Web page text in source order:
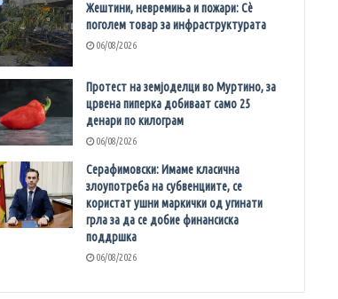
Жештини, невремиња и пожари: Сè
поголем товар за инфраструктурата
06/08/2026
Протест на земјоделци во Муртино, за
црвена пиперка добиваат само 25
денари по килограм
06/08/2026
Серафимовски: Имаме класична
злоупотреба на субвенциите, се
користат ушни маркички од угинати
грла за да се добие финансиска
поддршка
06/08/2026